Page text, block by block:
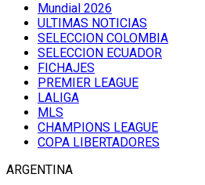
Mundial 2026
ULTIMAS NOTICIAS
SELECCION COLOMBIA
SELECCION ECUADOR
FICHAJES
PREMIER LEAGUE
LALIGA
MLS
CHAMPIONS LEAGUE
COPA LIBERTADORES
ARGENTINA